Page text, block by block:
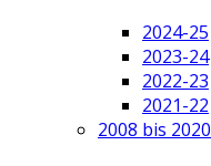
2024-25
2023-24
2022-23
2021-22
2008 bis 2020